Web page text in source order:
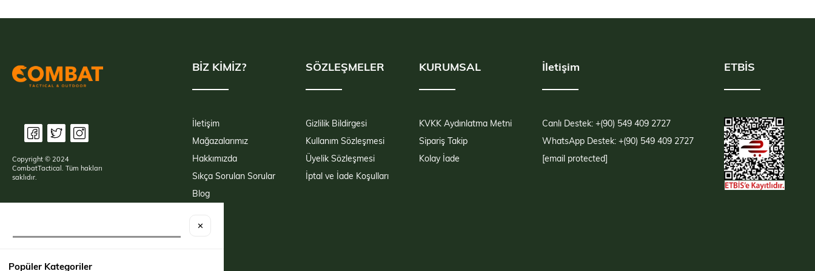
BİZ KİMİZ?
İletişim
Mağazalarımız
Hakkımızda
Sıkça Sorulan Sorular
Blog
SÖZLEŞMELER
Gizlilik Bildirgesi
Kullanım Sözleşmesi
Üyelik Sözleşmesi
İptal ve İade Koşulları
KURUMSAL
KVKK Aydınlatma Metni
Sipariş Takip
Kolay İade
İletişim
Canlı Destek: +(90) 549 409 2727
WhatsApp Destek: +(90) 549 409 2727
[email protected]
ETBİS
Copyright © 2024
CombatTactical. Tüm hakları
saklıdır.
✕
Popüler Kategoriler